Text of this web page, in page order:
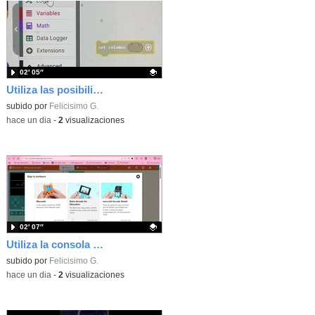
Utiliza las posibilidades de tu microbit programando com MakeCode para medir temperatura y nivel de luz con Datalogger
Contenido educativo.
subido por Felicisimo G.
02′ 05″
-hace un dia - 2 visualizaciones
Utiliza la consola Mewbit de Kittenbot para llevar tus juegos arcade de MakeCode a tu mano
Contenido educativo.
subido por Felicisimo G.
02′ 07″
-hace un dia - 2 visualizaciones